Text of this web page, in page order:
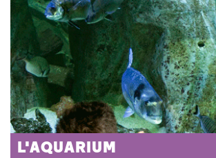
L'AQUARIUM